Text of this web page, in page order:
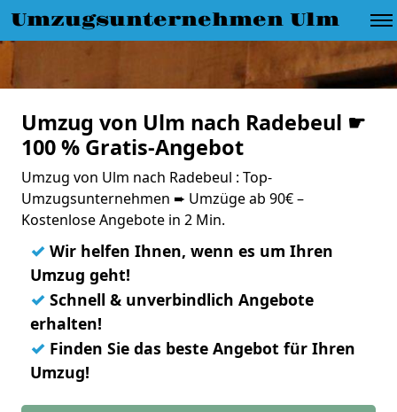
Umzugsunternehmen Ulm
Umzug von Ulm nach Radebeul ☛
100 % Gratis-Angebot
Umzug von Ulm nach Radebeul : Top-
Umzugsunternehmen ➨ Umzüge ab 90€ –
Kostenlose Angebote in 2 Min.
✓ Wir helfen Ihnen, wenn es um Ihren
Umzug geht!
✓ Schnell & unverbindlich Angebote
erhalten!
✓ Finden Sie das beste Angebot für Ihren
Umzug!